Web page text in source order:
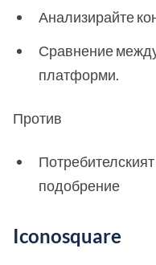
Анализирайте
Сравнение
платформи.
Против
подобрение
Iconosquare